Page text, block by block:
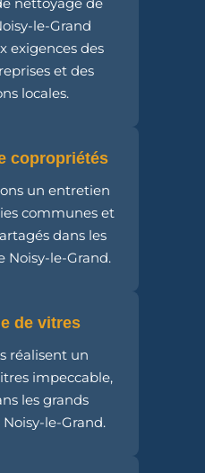
le-Grand
exigences des
et des
locales.
copropriétés
un entretien
communes et
dans les
Noisy-le-Grand.
de vitres
réalisent un
impeccable,
les grands
le-Grand.